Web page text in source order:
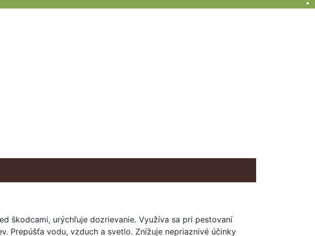
škodcami, urýchľuje dozrievanie. Využíva sa pri pestovaní
Prepúšťa vodu, vzduch a svetlo. Znížuje nepriaznivé účinky